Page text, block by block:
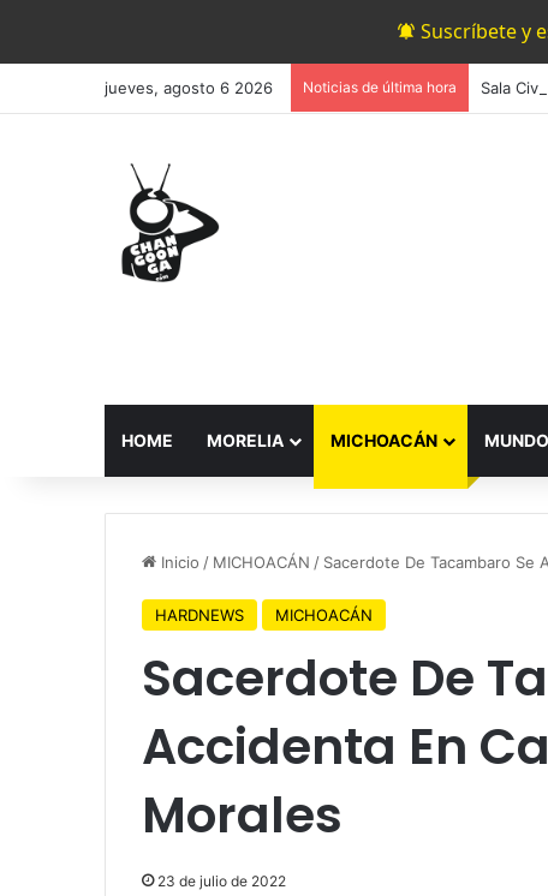
Suscríbete y
jueves, agosto 6 2026 Noticias de última hora
HOME MORELIA MICHOACÁN MUNDO
Inicio / MICHOACÁN / Sacerdote De Tacambaro Se
HARDNEWS MICHOACÁN
Sacerdote De
Accidenta En
Morales
23 de julio de 2022